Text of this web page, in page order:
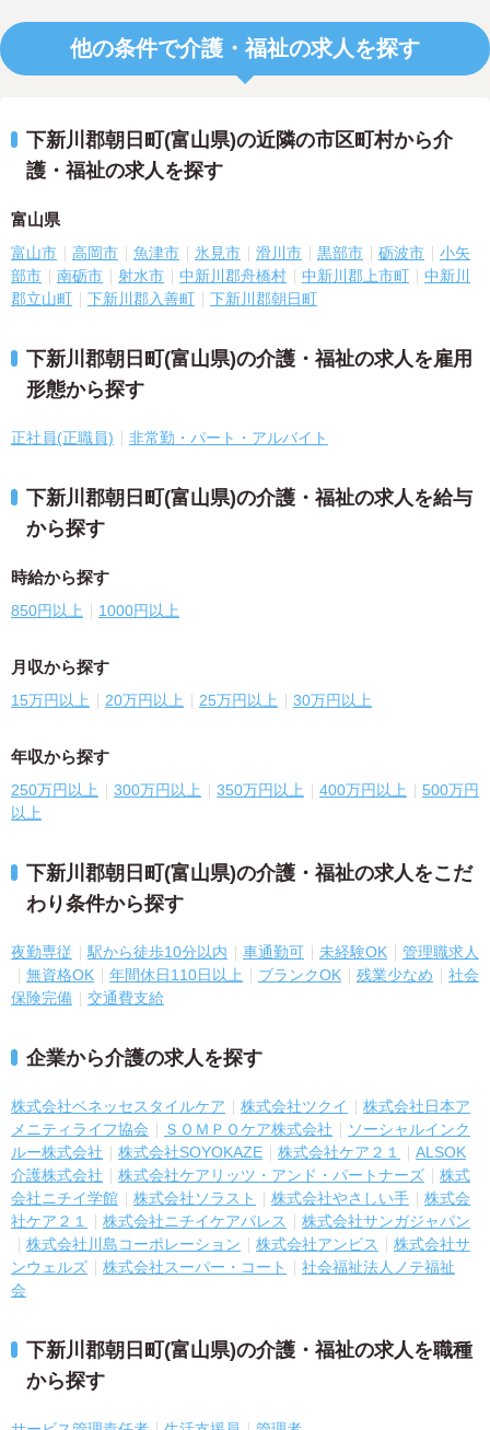
他の条件で介護・福祉の求人を探す
下新川郡朝日町(富山県)の近隣の市区町村から介
護・福祉の求人を探す
富山県
富山市 高岡市 魚津市 氷見市 滑川市 黒部市 砺波市
小矢
部市
南砺市 射水市 中新川郡舟橋村 中新川郡上市町
中新川
郡立山町
下新川郡入善町 下新川郡朝日町
下新川郡朝日町(富山県)の介護・福祉の求人を雇用
形態から探す
正社員(正職員) 非常勤・パート・アルバイト
下新川郡朝日町(富山県)の介護・福祉の求人を給与
から探す
時給から探す
850円以上 1000円以上
月収から探す
15万円以上 20万円以上 25万円以上 30万円以上
年収から探す
250万円以上 300万円以上 350万円以上 400万円以上
500万円
以上
下新川郡朝日町(富山県)の介護・福祉の求人をこだ
わり条件から探す
夜勤専従 駅から徒歩10分以内 車通勤可 未経験OK
管理職求人
無資格OK
年間休日110日以上 ブランクOK 残業少なめ
社会
保険完備
交通費支給
企業から介護の求人を探す
株式会社ベネッセスタイルケア 株式会社ツクイ
株式会社日本ア
メニティライフ協会
ＳＯＭＰＯケア株式会社
ソーシャルインク
ルー株式会社
株式会社SOYOKAZE 株式会社ケア２１
ALSOK
介護株式会社
株式会社ケアリッツ・アンド・パートナーズ
株式
会社ニチイ学館
株式会社ソラスト 株式会社やさしい手
株式会
社ケア２１
株式会社ニチイケアパレス
株式会社サンガジャパン
株式会社川島コーポレーション
株式会社アンビス
株式会社サ
ンウェルズ
株式会社スーパー・コート
社会福祉法人ノテ福祉
会
下新川郡朝日町(富山県)の介護・福祉の求人を職種
から探す